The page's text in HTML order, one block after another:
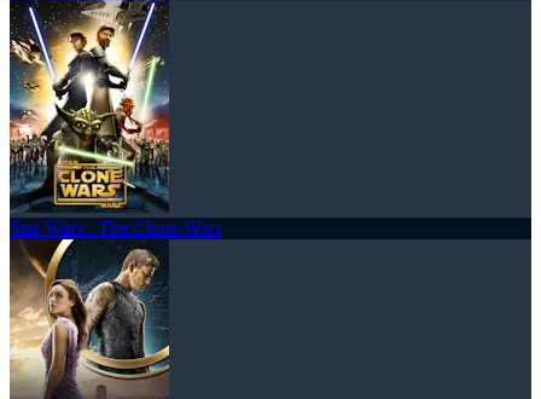
Star Wars : The Clone Wars